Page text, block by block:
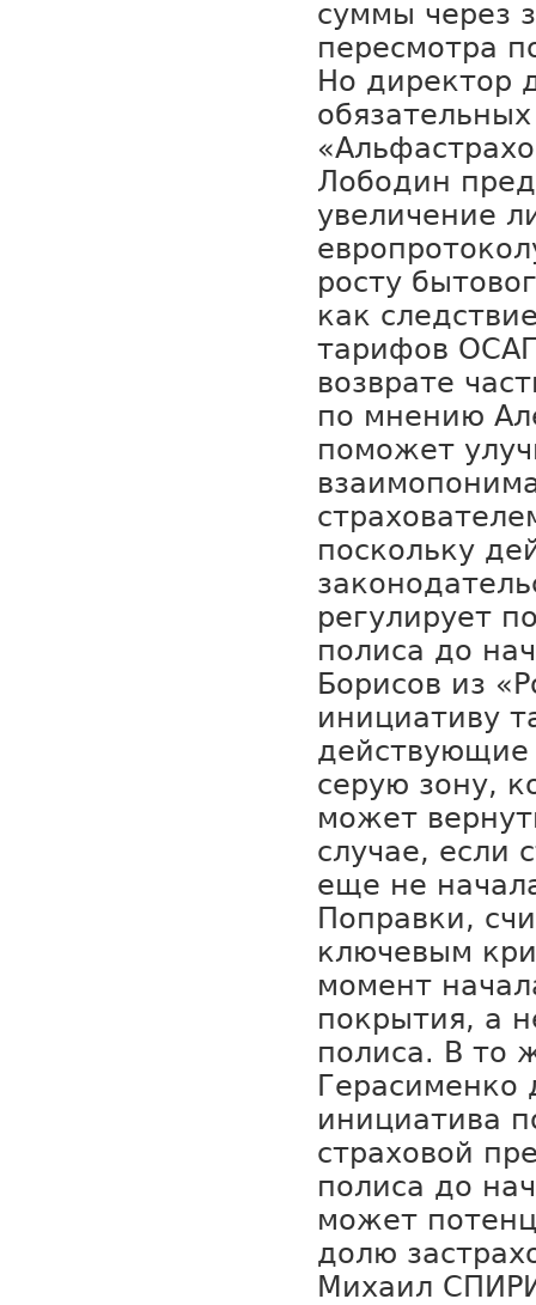
суммы через
пересмотра
Но директор
Лободин
увеличение
росту
как
тарифов
возврате
по мнению
поможет
поскольку
регулирует
полиса до
Борисов из
инициативу
действующие
серую зону,
может
случае, если
еще не
Поправки,
ключевым
момент
покрытия, а
полиса. В то
Герасименко
инициатива
страховой
полиса до
может
долю
Михаил